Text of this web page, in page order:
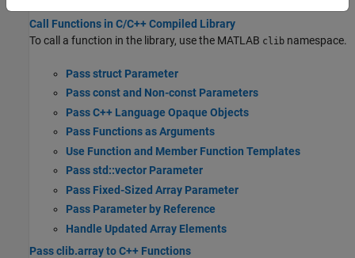
Call Functions in C/C++ Compiled Library
To call a function in the library, use the MATLAB clib namespace.
Pass struct Parameter
Pass const and Non-const Parameters
Pass C++ Language Opaque Objects
Pass Functions as Arguments
Use Function and Member Function Templates
Pass std::vector Parameter
Pass Fixed-Sized Array Parameter
Pass Parameter by Reference
Handle Updated Array Elements
Pass clib.array to C++ Functions